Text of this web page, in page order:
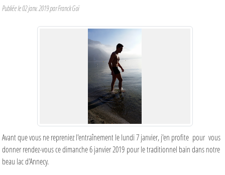
Publiée le02 janv. 2019par Franck Goï
Avant que vous ne repreniez l'entraînement le lundi 7 janvier, j'en profite pour vous
donner rendez-vous ce dimanche 6 janvier 2019 pour le traditionnel bain dans notre
beau lac d'Annecy.